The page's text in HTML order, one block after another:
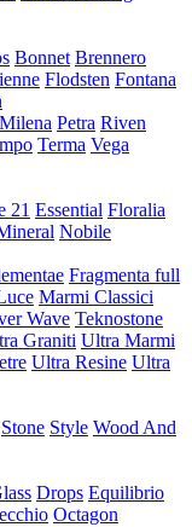
Bonnet Brennero
Flodsten Fontana
Milena Petra Riven
Terma Vega
21 Essential Floralia
Nobile
Fragmenta full
Marmi Classici
Wave Teknostone
Graniti Ultra Marmi
Ultra Resine Ultra
Stone Style Wood And
Drops Equilibrio
Octagon